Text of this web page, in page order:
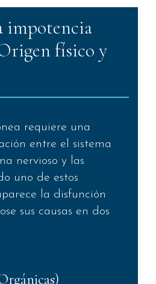
impotencia
físico y
requiere una
entre el sistema
nervioso y las
uno de estos
la disfunción
sus causas en dos